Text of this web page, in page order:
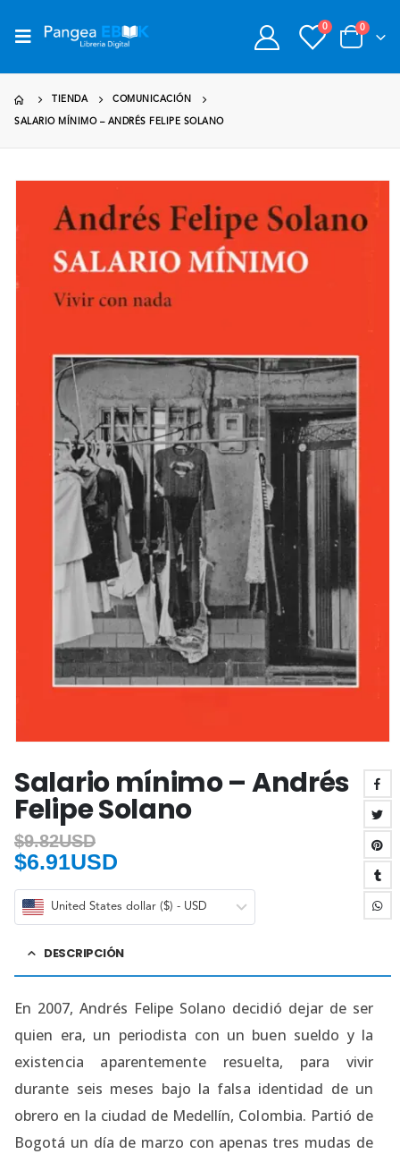
0 0
TIENDA COMUNICACIÓN
SALARIO MÍNIMO – ANDRÉS FELIPE SOLANO
Salario mínimo – Andrés
Felipe Solano
$9.82USD
$6.91USD
United States dollar ($) - USD
DESCRIPCIÓN
En 2007, Andrés Felipe Solano decidió dejar de ser
quien era, un periodista con un buen sueldo y la
existencia aparentemente resuelta, para vivir
durante seis meses bajo la falsa identidad de un
obrero en la ciudad de Medellín, Colombia. Partió de
Bogotá un día de marzo con apenas tres mudas de